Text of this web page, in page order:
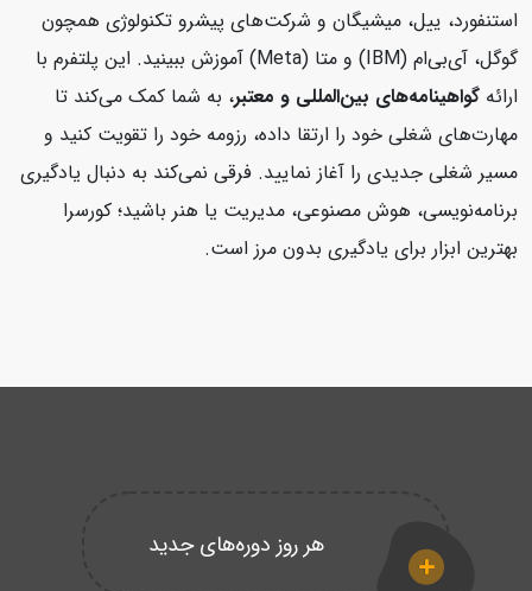
استنفورد، ییل، میشیگان و شرکت‌های پیشرو تکنولوژی همچون
گوگل، آی‌بی‌ام (IBM) و متا (Meta) آموزش ببینید. این پلتفرم با
ارائهگواهینامه‌های بین‌المللی و معتبر، به شما کمک می‌کند تا
مهارت‌های شغلی خود را ارتقا داده، رزومه خود را تقویت کنید و
مسیر شغلی جدیدی را آغاز نمایید. فرقی نمی‌کند به دنبال یادگیری
برنامه‌نویسی، هوش مصنوعی، مدیریت یا هنر باشید؛ کورسرا
بهترین ابزار برای یادگیری بدون مرز است.
هر روز دوره‌های جدید